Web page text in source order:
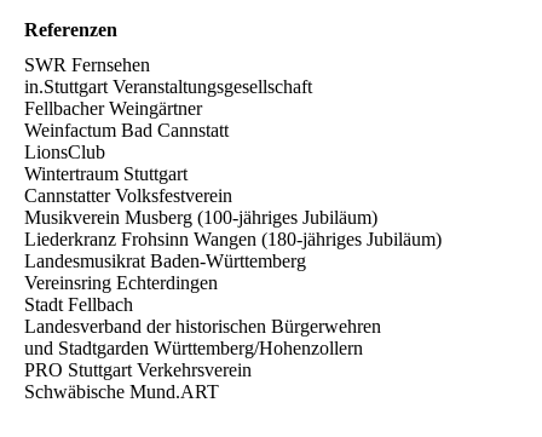
Referenzen
SWR Fernsehen
in.Stuttgart Veranstaltungsgesellschaft
Fellbacher Weingärtner
Weinfactum Bad Cannstatt
LionsClub
Wintertraum Stuttgart
Cannstatter Volksfestverein
Musikverein Musberg (100-jähriges Jubiläum)
Liederkranz Frohsinn Wangen (180-jähriges Jubiläum)
Landesmusikrat Baden-Württemberg
Vereinsring Echterdingen
Stadt Fellbach
Landesverband der historischen Bürgerwehren
und Stadtgarden Württemberg/Hohenzollern
PRO Stuttgart Verkehrsverein
Schwäbische Mund.ART